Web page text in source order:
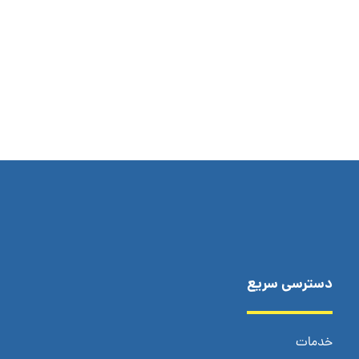
دسترسی سریع
خدمات